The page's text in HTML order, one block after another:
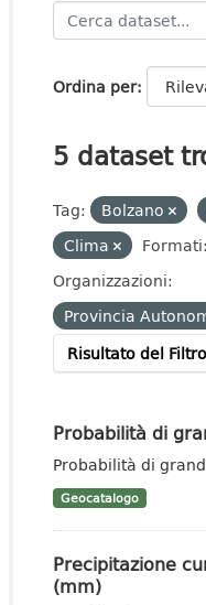
Ordina per
5 dataset
Tag: Bolzano
Clima
Formati:
Organizzazioni:
Provincia
Risultato del Filtro
Probabilità di
Probabilità di
Geocatalogo
Precipitazione
(mm)